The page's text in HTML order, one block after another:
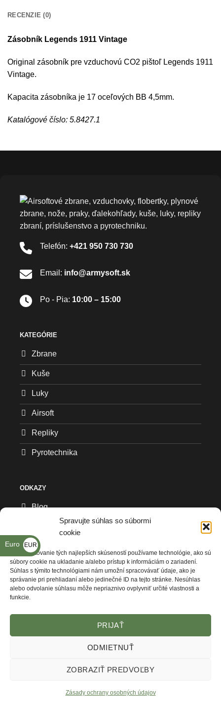
Spravujte súhlas so súbormi
cookie
Na poskytovanie tých najlepších skúseností používame technológie, ako sú
súbory cookie na ukladanie a/alebo prístup k informáciám o zariadení.
Súhlas s týmito technológiami nám umožní spracovávať údaje, ako je
správanie pri prehliadaní alebo jedinečné ID na tejto stránke. Nesúhlas
alebo odvolanie súhlasu môže nepriaznivo ovplyvniť určité vlastnosti a
funkcie.
PRIJAŤ
ODMIETNUŤ
ZOBRAZIŤ PREDVOĽBY
Zásady ochrany osobných údajov
RECENZIE (0)
Zásobník Legends 1911 Vintage
Original zásobník pre vzduchovú CO2 pištoľ Legends 1911
Vintage.
Kapacita zásobníka je 17 oceľových BB 4,5mm.
Katalógové číslo: 5.8427.1
Telefón: +421 950 730 730
Email: info@armysoft.sk
Po - Pia: 10:00 – 15:00
KATEGÓRIE
Zbrane
Kuše
Luky
Airsoft
Repliky
Pyrotechnika
ODKAZY
Blog
Všeobecné obchodné podmienky
Reklamačný formulár
Ochrana osobných údajov
Kde nás nájdete
VŠEOBECNÉ OBCHODNÉ PODMIENKY
© Copyright Armysoft 2026 -Webstudio - Tvorba Webstránok
Euro
EUR
€